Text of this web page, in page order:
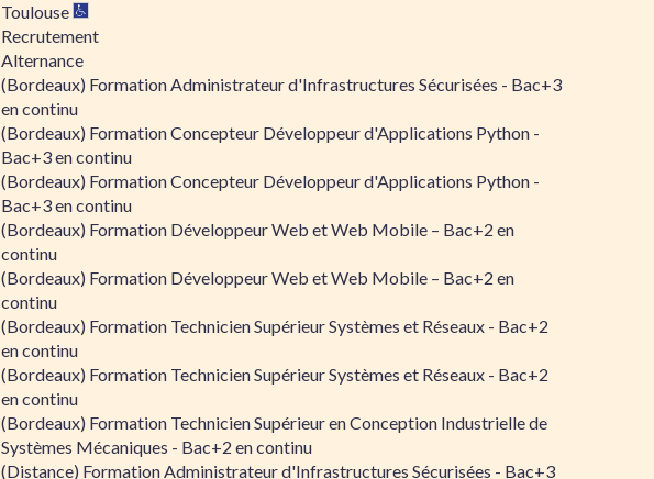
Toulouse
Recrutement
Alternance
(Bordeaux) Formation Administrateur d'Infrastructures Sécurisées - Bac+3
en continu
(Bordeaux) Formation Concepteur Développeur d'Applications Python -
Bac+3 en continu
(Bordeaux) Formation Concepteur Développeur d'Applications Python -
Bac+3 en continu
(Bordeaux) Formation Développeur Web et Web Mobile – Bac+2 en
continu
(Bordeaux) Formation Développeur Web et Web Mobile – Bac+2 en
continu
(Bordeaux) Formation Technicien Supérieur Systèmes et Réseaux - Bac+2
en continu
(Bordeaux) Formation Technicien Supérieur Systèmes et Réseaux - Bac+2
en continu
(Bordeaux) Formation Technicien Supérieur en Conception Industrielle de
Systèmes Mécaniques - Bac+2 en continu
(Distance) Formation Administrateur d'Infrastructures Sécurisées - Bac+3